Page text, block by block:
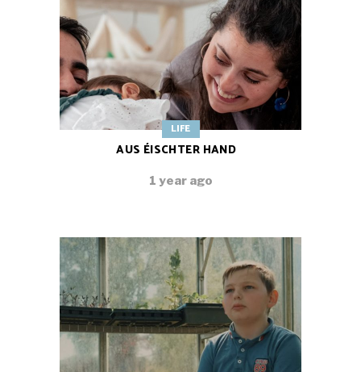
LIFE
AUS ÉISCHTER HAND
1 year ago